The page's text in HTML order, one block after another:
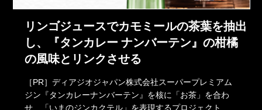
リンゴジュースでカモミールの茶葉を抽出
し、『タンカレー ナンバーテン』の柑橘
の風味とリンクさせる
［PR］ディアジオジャパン株式会社スーパープレミアム
ジン『タンカレーナンバーテン』を核に「お茶」を合わ
せ、「いまのジンカクテル」を表現するプロジェクト